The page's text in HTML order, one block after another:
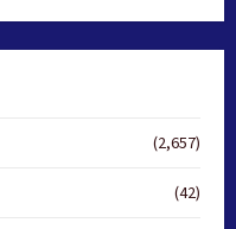
(2,657)
(42)